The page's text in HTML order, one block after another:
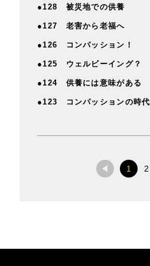
●128 被災地での供養
●127 老害から老福へ
●126 コンパッション！
●125 ウェルビーイング？
●124 供養には意味がある
●123 コンパッションの時代
1 2